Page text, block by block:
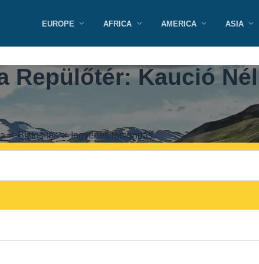
EUROPE AFRICA AMERICA ASIA
Repülőtér: Kaució
✓ Biztosítás ✓ Ingyenes lemondás